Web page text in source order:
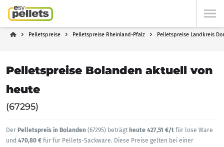
Pelletspreise Pelletspreise Rheinland-Pfalz Pelletspreise Landkreis
Pelletspreise Bolanden aktuell von
heute
(67295)
Der Pelletspreis in Bolanden (67295) beträgt heute 427,51 €/t für lose Ware
und 470,80 € für für Pellets-Sackware. Diese Preise gelten bei einer